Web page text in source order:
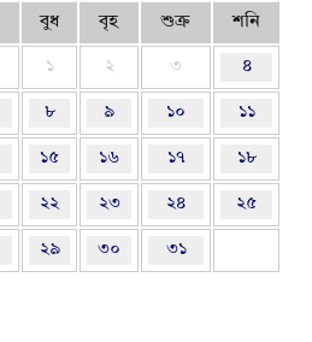
বুধ বৃহ শুক্র শনি
১ ২ ৩ ৪
৮ ৯ ১০ ১১
১৫ ১৬ ১৭ ১৮
২২ ২৩ ২৪ ২৫
২৯ ৩০ ৩১